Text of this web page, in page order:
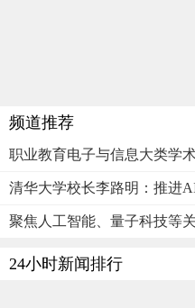
频道推荐
职业教育电子与信息大类学
清华大学校长李路明：推进
聚焦人工智能、量子科技等
24小时新闻排行